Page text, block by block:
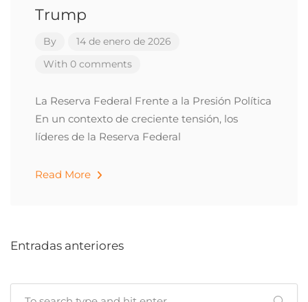
Trump
By
14 de enero de 2026
With 0 comments
La Reserva Federal Frente a la Presión Política
En un contexto de creciente tensión, los
líderes de la Reserva Federal
Read More
Entradas anteriores